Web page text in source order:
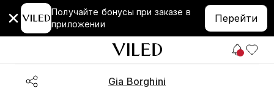
Получайте бонусы при заказе в
приложении
Перейти
Gia Borghini